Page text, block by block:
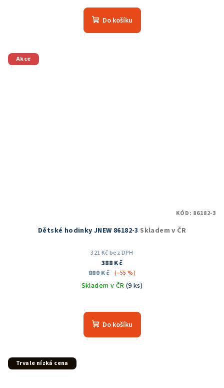
Do košíku
Akce
Dětské hodinky JNEW 86182-3 Skladem v ČR
321 Kč bez DPH
388 Kč
880 Kč (–55 %)
Skladem v ČR (9 ks)
Do košíku
KÓD: 86182-3
Trvale nízká cena